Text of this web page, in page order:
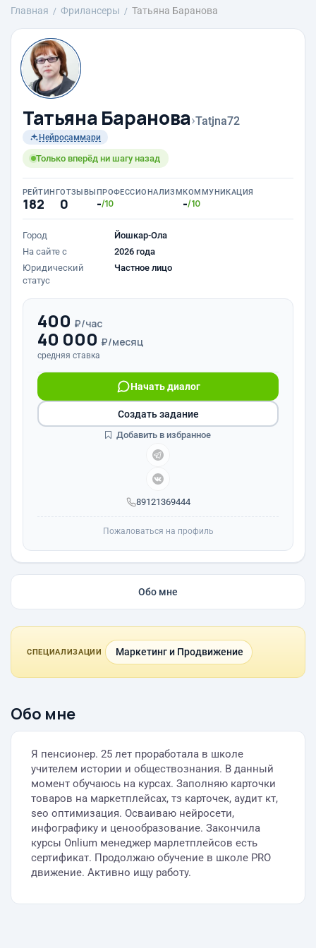
Главная Фрилансеры Татьяна Баранова
Татьяна Баранова›Tatjna72
Нейросаммари
Только вперёд ни шагу назад
РЕЙТИНГ
182
ОТЗЫВЫ
0
ПРОФЕССИОНАЛИЗМ
-/10
КОММУНИКАЦИЯ
-/10
Город
Йошкар-Ола
На сайте с
2026 года
Юридический
статус
Частное лицо
400 ₽/час
40 000 ₽/месяц
средняя ставка
89121369444
Начать диалог
Создать задание
Добавить в избранное
Пожаловаться на профиль
Обо мне
СПЕЦИАЛИЗАЦИИ Маркетинг и Продвижение
Обо мне
Я пенсионер. 25 лет проработала в школе
учителем истории и обществознания. В данный
момент обучаюсь на курсах. Заполняю карточки
товаров на маркетплейсах, тз карточек, аудит кт,
seo оптимизация. Осваиваю нейросети,
инфографику и ценообразование. Закончила
курсы Onlium менеджер марлетплейсов есть
сертификат. Продолжаю обучение в школе PRO
движение. Активно ищу работу.